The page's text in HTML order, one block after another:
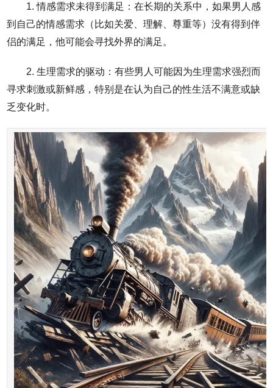
1. 情感需求未得到满足：在长期的关系中，如果男人感
到自己的情感需求（比如关爱、理解、尊重等）没有得到伴
侣的满足，他可能会寻找外界的满足。
2. 生理需求的驱动：有些男人可能因为生理需求强烈而
寻求刺激或新鲜感，特别是在认为自己的性生活不满意或缺
乏变化时。